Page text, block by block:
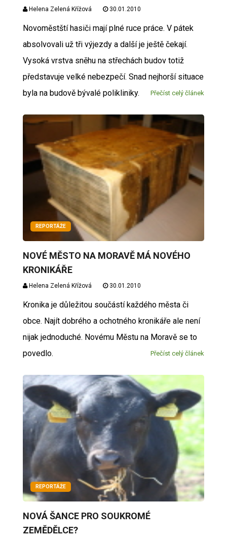
Helena Zelená Křížová 30.01.2010
Novoměstští hasiči mají plné ruce práce. V pátek
absolvovali už tři výjezdy a další je ještě čekají.
Vysoká vrstva sněhu na střechách budov totiž
představuje velké nebezpečí. Snad nejhorší situace
byla na budově bývalé polikliniky.
Přečíst celý článek
REPORTÁŽE
NOVÉ MĚSTO NA MORAVĚ MÁ NOVÉHO
KRONIKÁŘE
Helena Zelená Křížová 30.01.2010
Kronika je důležitou součástí každého města či
obce. Najít dobrého a ochotného kronikáře ale není
nijak jednoduché. Novému Městu na Moravě se to
povedlo.
Přečíst celý článek
REPORTÁŽE
NOVÁ ŠANCE PRO SOUKROMÉ
ZEMĚDĚLCE?